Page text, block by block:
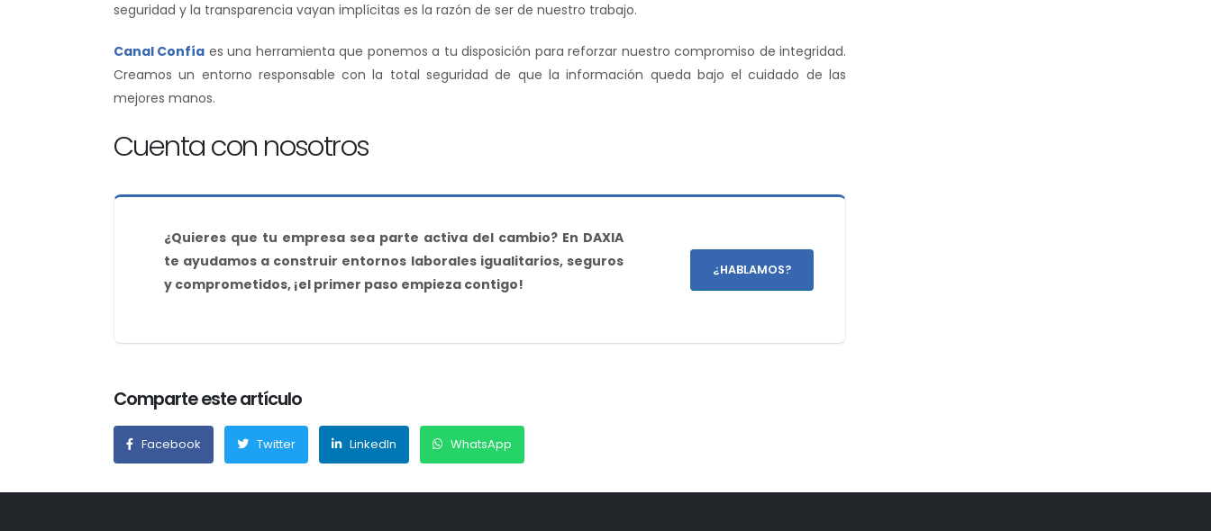
seguridad y la transparencia vayan implícitas es la razón de ser de nuestro trabajo.
Canal Confía es una herramienta que ponemos a tu disposición para reforzar nuestro compromiso de integridad.
Creamos un entorno responsable con la total seguridad de que la información queda bajo el cuidado de las
mejores manos.
Cuenta con nosotros
¿Quieres que tu empresa sea parte activa del cambio? En DAXIA
te ayudamos a construir entornos laborales igualitarios, seguros
y comprometidos, ¡el primer paso empieza contigo!
¿HABLAMOS?
Comparte este artículo
Facebook Twitter LinkedIn WhatsApp